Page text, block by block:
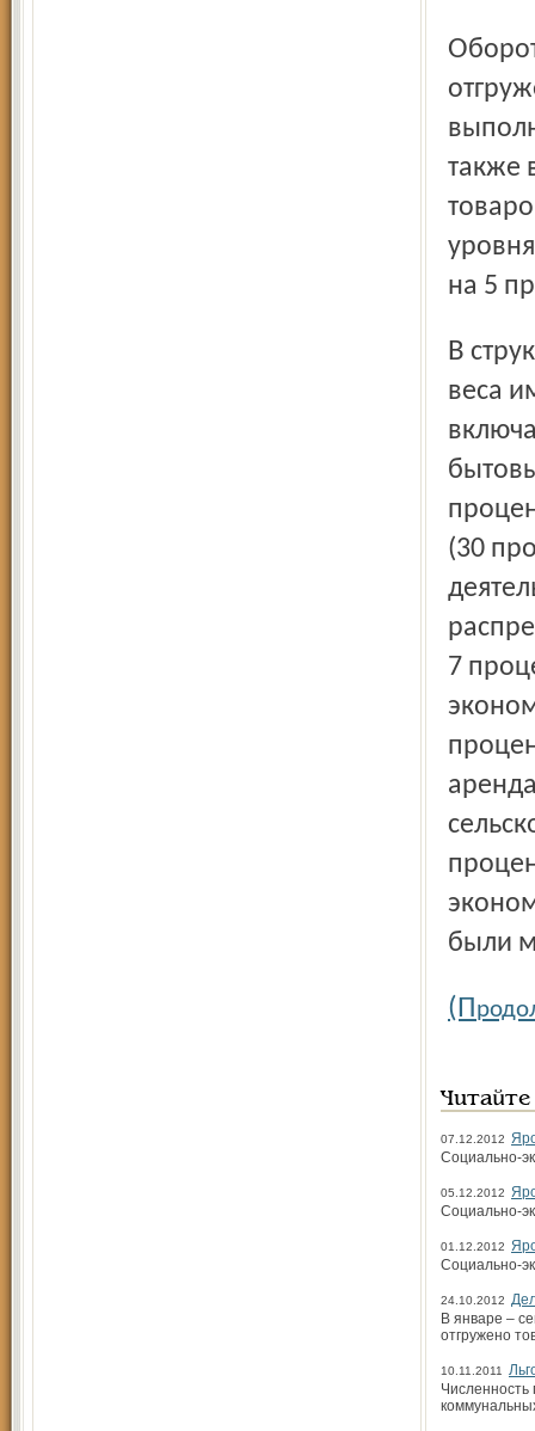
Оборот организаций, включающий стоимость
также
на 5
В структуре оборота наиболее значительные удельные
веса
(30
7
были
(П
07.12.2012
Социально-
05.12.2012
Социально-
01.12.2012
Социально-
24.10.2012
В январе –
отгружено
10.11.2011